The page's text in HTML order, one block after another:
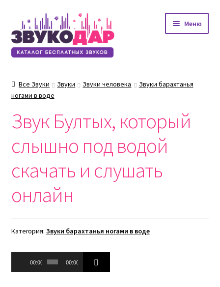
Перейти
к
навигации
Перейти
к
содержимому
Меню
Все Звуки Звуки Звуки человека
Звуки барахтанья
ногами в воде
Звук Бултых, который
слышно под водой
скачать и слушать
онлайн
Категория: Звуки барахтанья ногами в воде
Аудиоплеер
00:00 00:00